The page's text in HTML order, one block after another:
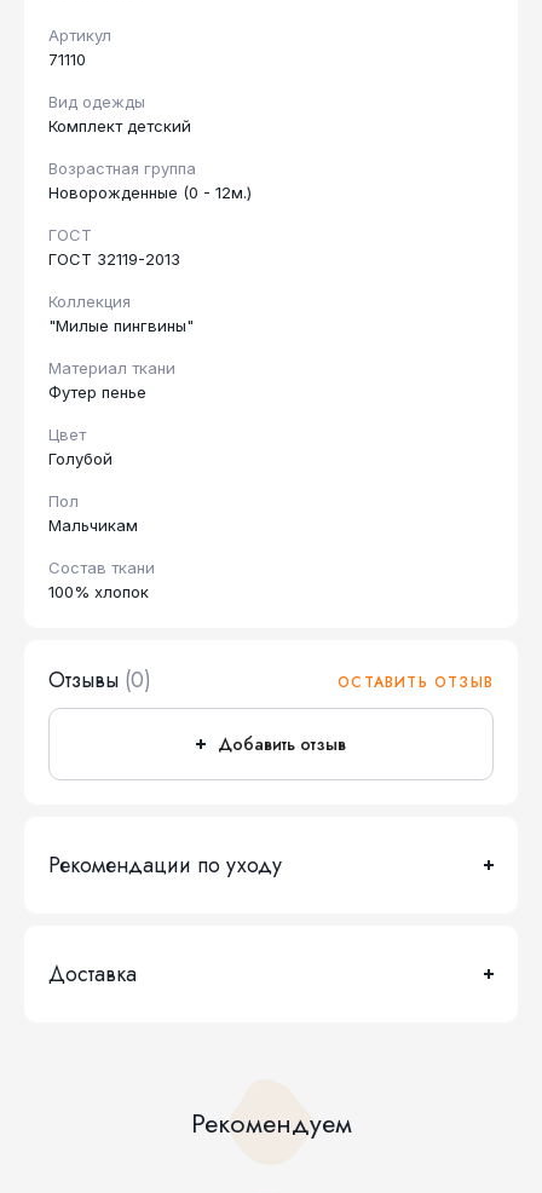
Артикул
71110
Вид одежды
Комплект детский
Возрастная группа
Новорожденные (0 - 12м.)
ГОСТ
ГОСТ 32119-2013
Коллекция
"Милые пингвины"
Материал ткани
Футер пенье
Цвет
Голубой
Пол
Мальчикам
Состав ткани
100% хлопок
Отзывы (0) ОСТАВИТЬ ОТЗЫВ
Добавить отзыв
Рекомендации по уходу
Доставка
Рекомендуем